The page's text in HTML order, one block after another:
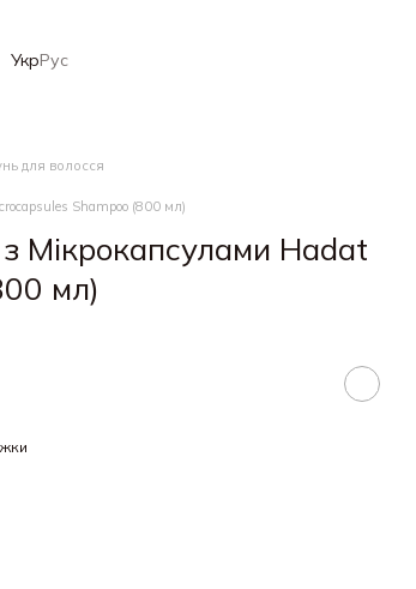
УкрРус
для волосся
Shampoo (800 мл)
Hadat
мл)